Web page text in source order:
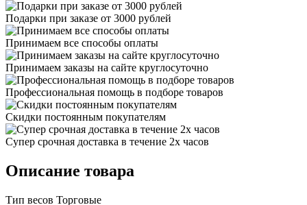
Подарки при заказе от 3000 рублей
Принимаем все способы оплаты
Принимаем заказы на сайте круглосуточно
Профессиональная помощь в подборе товаров
Скидки постоянным покупателям
Супер срочная доставка в течение 2х часов
Описание товара
Тип весов Торговые